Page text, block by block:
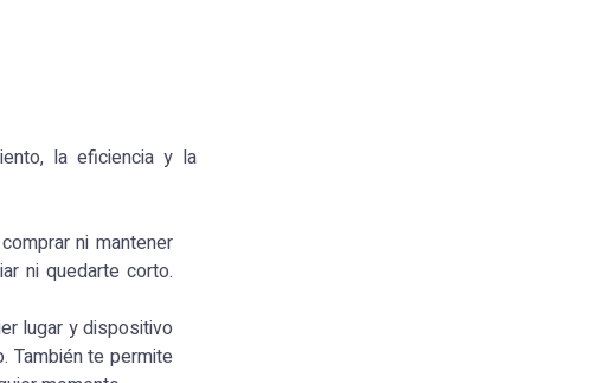
la eficiencia y la
ni mantener
ni quedarte corto.
lugar y dispositivo
También te permite